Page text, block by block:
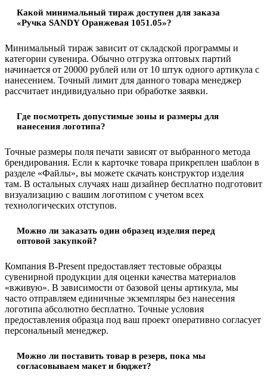
Какой минимальный тираж доступен для заказа
«Ручка SANDY Оранжевая 1051.05»?
Минимальный тираж зависит от складской программы и
категории сувенира. Обычно отгрузка оптовых партий
начинается от 20000 рублей или от 10 штук одного артикула с
нанесением. Точный лимит для данного товара менеджер
рассчитает индивидуально при обработке заявки.
Где посмотреть допустимые зоны и размеры для
нанесения логотипа?
Точные размеры поля печати зависят от выбранного метода
брендирования. Если к карточке товара прикреплен шаблон в
разделе «Файлы», вы можете скачать конструктор изделия
там. В остальных случаях наш дизайнер бесплатно подготовит
визуализацию с вашим логотипом с учетом всех
технологических отступов.
Можно ли заказать один образец изделия перед
оптовой закупкой?
Компания B-Present предоставляет тестовые образцы
сувенирной продукции для оценки качества материалов
«вживую». В зависимости от базовой цены артикула, мы
часто отправляем единичные экземпляры без нанесения
логотипа абсолютно бесплатно. Точные условия
предоставления образца под ваш проект оперативно согласует
персональный менеджер.
Можно ли поставить товар в резерв, пока мы
согласовываем макет и бюджет?